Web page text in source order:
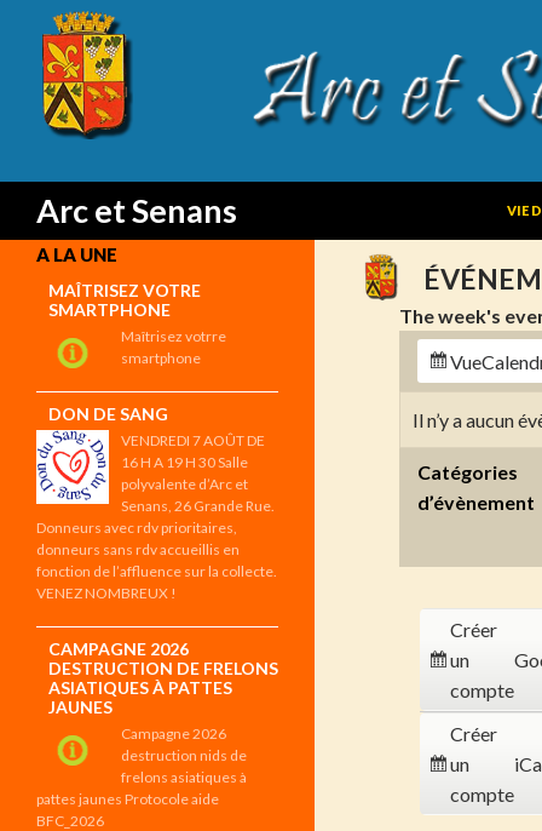
Arc et Senans
Search
VIE
The week's
Vue
Il n’y a aucun
Catégories
d’évènement
Créer
un
compte
Créer
un
compte
A LA UNE
MAÎTRISEZ VOTRE
SMARTPHONE
Maîtrisez votrre
smartphone
DON DE SANG
VENDREDI 7 AOÛT DE
16 H A 19 H 30 Salle
polyvalente d’Arc et
Senans, 26 Grande Rue.
Donneurs avec rdv prioritaires,
donneurs sans rdv accueillis en
fonction de l’affluence sur la collecte.
VENEZ NOMBREUX !
CAMPAGNE 2026
DESTRUCTION DE FRELONS
ASIATIQUES À PATTES
JAUNES
Campagne 2026
destruction nids de
frelons asiatiques à
pattes jaunes Protocole aide
BFC_2026